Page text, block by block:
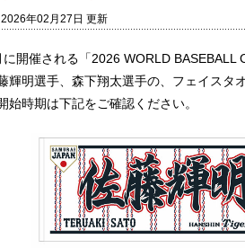
2026年02月27日 更新
に開催される「2026 WORLD
輝明選手、森下翔太選手の、フェイスタ
始時期は下記をご確認ください。